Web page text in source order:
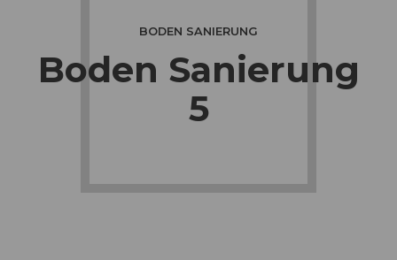
BODEN SANIERUNG
Boden Sanierung
5